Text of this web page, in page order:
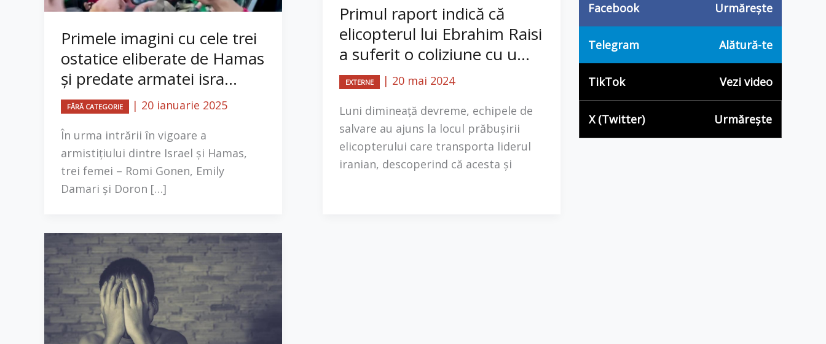
Primele imagini cu cele trei
ostatice eliberate de Hamas
și predate armatei isra...
FĂRĂ CATEGORIE | 20 ianuarie 2025
În urma intrării în vigoare a
armistițiului dintre Israel și Hamas,
trei femei – Romi Gonen, Emily
Damari și Doron […]
Primul raport indică că
elicopterul lui Ebrahim Raisi
a suferit o coliziune cu u...
EXTERNE | 20 mai 2024
Luni dimineață devreme, echipele de
salvare au ajuns la locul prăbușirii
elicopterului care transporta liderul
iranian, descoperind că acesta și
Facebook Urmărește
Telegram Alătură-te
TikTok Vezi video
X (Twitter) Urmărește